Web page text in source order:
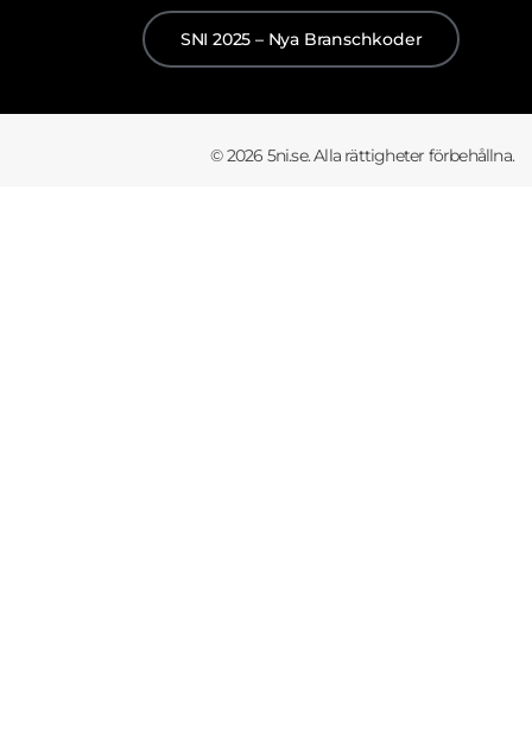
SNI 2025 – Nya Branschkoder
© 2026 5ni.se. Alla rättigheter förbehållna.